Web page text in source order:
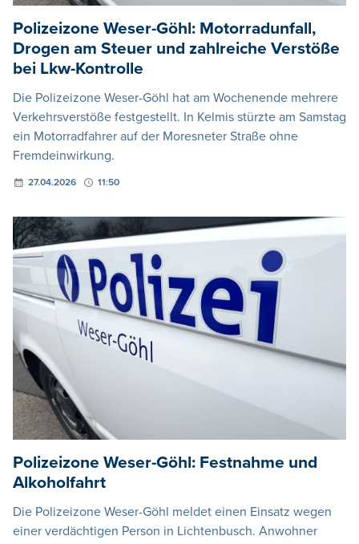
Polizeizone Weser-Göhl: Motorradunfall,
Drogen am Steuer und zahlreiche Verstöße
bei Lkw-Kontrolle
Die Polizeizone Weser-Göhl hat am Wochenende mehrere
Verkehrsverstöße festgestellt. In Kelmis stürzte am Samstag
ein Motorradfahrer auf der Moresneter Straße ohne
Fremdeinwirkung.
27.04.2026 11:50
Polizeizone Weser-Göhl: Festnahme und
Alkoholfahrt
Die Polizeizone Weser-Göhl meldet einen Einsatz wegen
einer verdächtigen Person in Lichtenbusch. Anwohner